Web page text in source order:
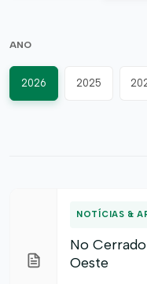
ANO
2026 2025
NOTÍCIAS &
No
Oeste